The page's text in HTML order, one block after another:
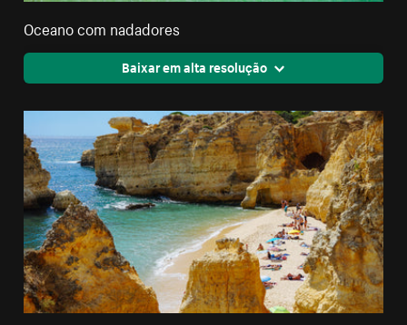
Oceano com nadadores
Baixar em alta resolução